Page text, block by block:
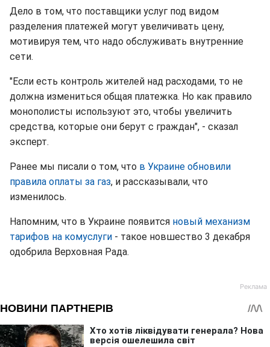
Дело в том, что поставщики услуг под видом
разделения платежей могут увеличивать цену,
мотивируя тем, что надо обслуживать внутренние
сети.
"Если есть контроль жителей над расходами, то не
должна измениться общая платежка. Но как правило
монополисты используют это, чтобы увеличить
средства, которые они берут с граждан", - сказал
эксперт.
Ранее мы писали о том, что в Украине обновили
правила оплаты за газ, и рассказывали, что
изменилось.
Напомним, что в Украине появится новый механизм
тарифов на комуслуги - такое новшество 3 декабря
одобрила Верховная Рада.